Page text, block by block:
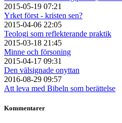
2015-05-19 07:21
Yrket först - kristen sen?
2015-04-06 22:05
Teologi som reflekterande praktik
2015-03-18 21:45
Minne och försoning
2015-04-17 09:31
Den välsignade onyttan
2016-08-29 09:57
Att leva med Bibeln som berättelse
Kommentarer